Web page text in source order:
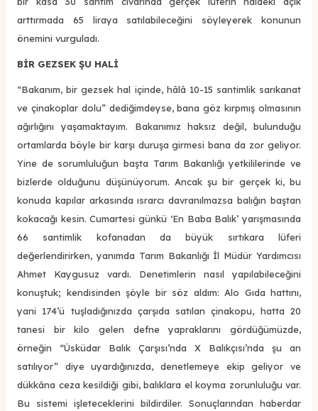
arttırmada 65 liraya satılabileceğini söyleyerek konunun
önemini vurguladı.
BİR GEZSEK ŞU HALİ
“Bakanım, bir gezsek hal içinde, hâlâ 10-15 santimlik sarıkanat
ve çinakoplar dolu” dediğimdeyse, bana göz kırpmış olmasının
ağırlığını yaşamaktayım. Bakanımız haksız değil, bulunduğu
ortamlarda böyle bir karşı duruşa girmesi bana da zor geliyor.
Yine de sorumluluğun başta Tarım Bakanlığı yetkililerinde ve
bizlerde olduğunu düşünüyorum. Ancak şu bir gerçek ki, bu
konuda kapılar arkasında ısrarcı davranılmazsa balığın baştan
kokacağı kesin. Cumartesi günkü ‘En Baba Balık’ yarışmasında
66 santimlik kofanadan da büyük sırtıkara lüferi
değerlendirirken, yanımda Tarım Bakanlığı İl Müdür Yardımcısı
Ahmet Kaygusuz vardı. Denetimlerin nasıl yapılabileceğini
konuştuk; kendisinden şöyle bir söz aldım: Alo Gıda hattını,
yani 174’ü tuşladığınızda çarşıda satılan çinakopu, hatta 20
tanesi bir kilo gelen defne yapraklarını gördüğümüzde,
örneğin “Üsküdar Balık Çarşısı’nda X Balıkçısı’nda şu an
satılıyor” diye uyardığınızda, denetlemeye ekip geliyor ve
dükkâna ceza kesildiği gibi, balıklara el koyma zorunluluğu var.
Bu sistemi işleteceklerini bildirdiler. Sonuçlarından haberdar